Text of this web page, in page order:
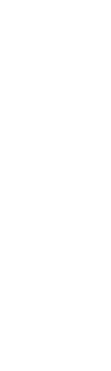
、ご丁寧なメールと対応を
なりました。無理なお願い
とうございます。
ろ【 無垢 】